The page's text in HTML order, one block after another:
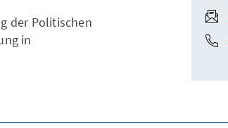
der Politischen
in